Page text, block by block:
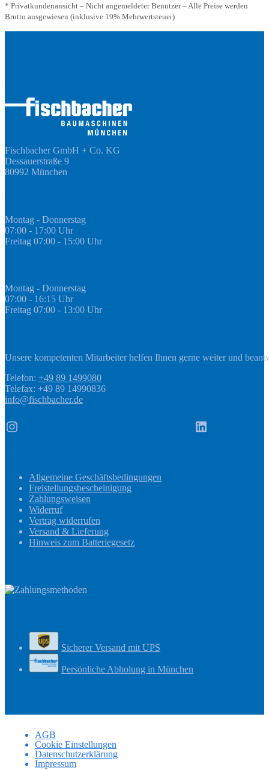
* Privatkundenansicht – Nicht angemeldeter Benutzer – Alle Preise werden
Brutto ausgewiesen (inklusive 19% Mehrwertsteuer)
Fischbacher GmbH + Co. KG
Dessauerstraße 9
80992 München
Montag - Donnerstag
07:00 - 17:00 Uhr
Freitag 07:00 - 15:00 Uhr
Montag - Donnerstag
07:00 - 16:15 Uhr
Freitag 07:00 - 13:00 Uhr
Unsere kompetenten Mitarbeiter helfen Ihnen gerne weiter und
Telefon: +49 89 1499080
Telefax: +49 89 14990836
info@fischbacher.de
Instagram LinkedIn
Allgemeine Geschäftsbedingungen
Freistellungsbescheinigung
Zahlungsweisen
Widerruf
Vertrag widerrufen
Versand & Lieferung
Hinweis zum Batteriegesetz
Sicherer Versand mit UPS
Persönliche Abholung in München
AGB
Cookie Einstellungen
Datenschutzerklärung
Impressum